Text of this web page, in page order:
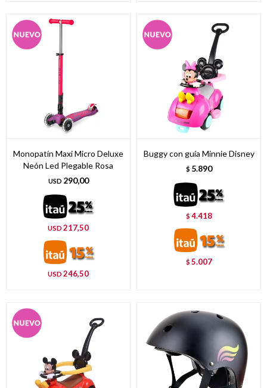
Monopatín Maxi Micro Deluxe
Neón Led Plegable Rosa
USD 290,00
USD 217,50
USD 246,50
Buggy con guía Minnie Disney
$ 5.890
$4.418
$5.007